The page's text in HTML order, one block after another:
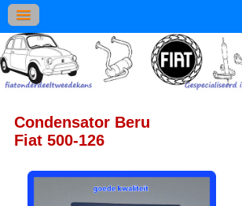
Condensator Beru
Fiat 500-126